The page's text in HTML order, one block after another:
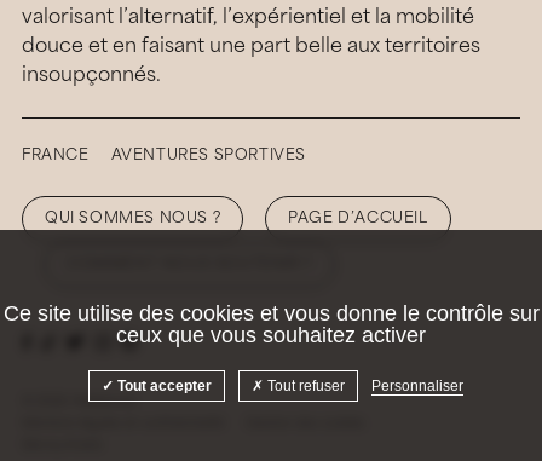
valorisant l’alternatif, l’expérientiel et la mobilité
douce et en faisant une part belle aux territoires
insoupçonnés.
FRANCE AVENTURES SPORTIVES
QUI SOMMES NOUS ? PAGE D’ACCUEIL
© 2026 Hellolaroux
Ce site utilise des cookies et vous donne le contrôle sur
ceux que vous souhaitez activer
Tout accepter Tout refuser Personnaliser